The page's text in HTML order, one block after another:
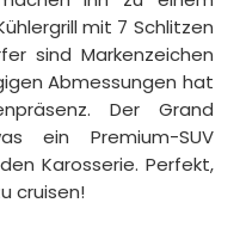
mit 7 Schlitzen
sind Markenzeichen
Abmessungen hat
Der Grand
ein Premium-SUV
Karosserie. Perfekt,
cruisen!